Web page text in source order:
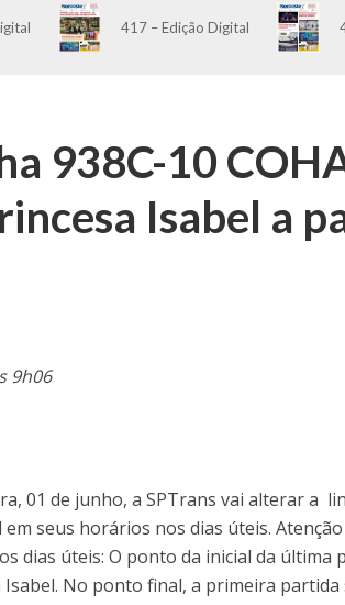
417 – Edição Digital
938C-10
Isabel a
9h06
01 de junho, a SPTrans vai alterar a
seus horários nos dias úteis.
dias úteis: O ponto da inicial da última
No ponto final, a primeira partida